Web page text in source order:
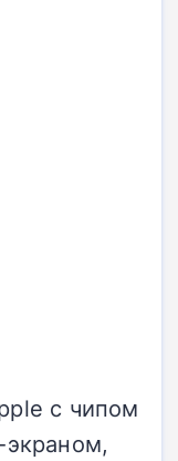
с чипом